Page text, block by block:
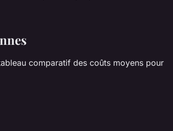
comparatif des coûts moyens pour